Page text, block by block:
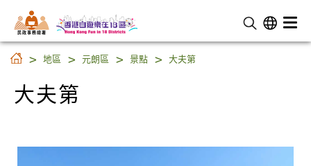
民 政 事 務 總 署
大夫第
地區 元朗區 景點 大夫第
大夫第